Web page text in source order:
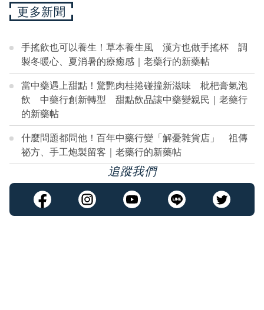
更多新聞
手搖飲也可以養生！草本養生風 漢方也做手搖杯 調
製冬暖心、夏消暑的療癒感｜老藥行的新藥帖
當中藥遇上甜點！驚艷肉桂捲碰撞新滋味 枇杷膏氣泡
飲 中藥行創新轉型 甜點飲品讓中藥變親民｜老藥行
的新藥帖
什麼問題都問他！百年中藥行變「解憂雜貨店」 祖傳
祕方、手工炮製留客｜老藥行的新藥帖
追蹤我們